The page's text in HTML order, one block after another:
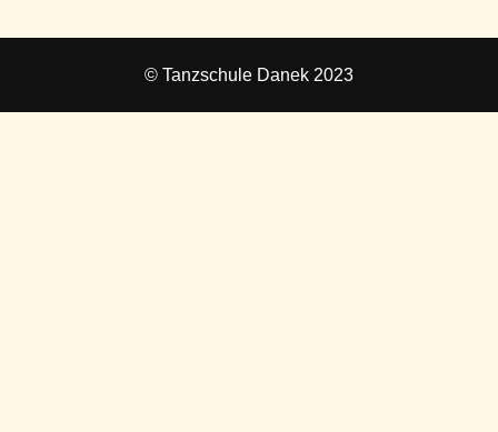
© Tanzschule Danek 2023